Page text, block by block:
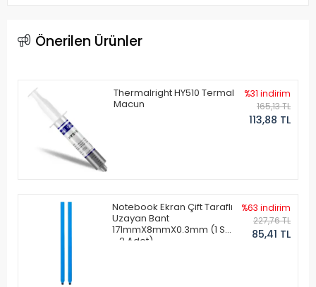
Önerilen Ürünler
Thermalright HY510 Termal
Macun
%31 indirim
165,13 TL
113,88 TL
Notebook Ekran Çift Taraflı
Uzayan Bant
171mmX8mmX0.3mm (1 Set
- 2 Adet)
%63 indirim
227,76 TL
85,41 TL